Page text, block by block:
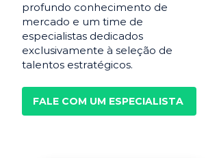
profundo conhecimento de
mercado e um time de
especialistas dedicados
exclusivamente à seleção de
talentos estratégicos.
FALE COM UM ESPECIALISTA